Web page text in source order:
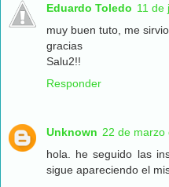
Eduardo Toledo 11 de
muy buen tuto, me sirvio
gracias
Salu2!!
Responder
Unknown 22 de marzo
hola. he seguido las
sigue apareciendo el